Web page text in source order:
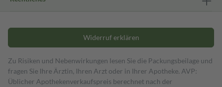
Widerruf erklären
Zu Risiken und Nebenwirkungen lesen Sie die Packungsbeilage und
fragen Sie Ihre Ärztin, Ihren Arzt oder in Ihrer Apotheke. AVP:
Üblicher Apothekenverkaufspreis berechnet nach der